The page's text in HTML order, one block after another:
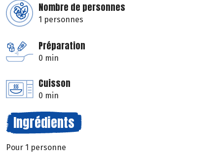
Nombre de personnes
1 personnes
Préparation
0 min
Cuisson
0 min
Ingrédients
Pour 1 personne